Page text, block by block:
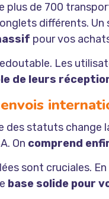
de 700
différents.
pour vos
Les
de leurs
statuts change
On comprend
sont cruciales.
base solide pour